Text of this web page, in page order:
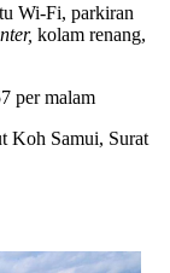
Wi-Fi, parkiran
kolam renang,
per malam
Koh Samui, Surat